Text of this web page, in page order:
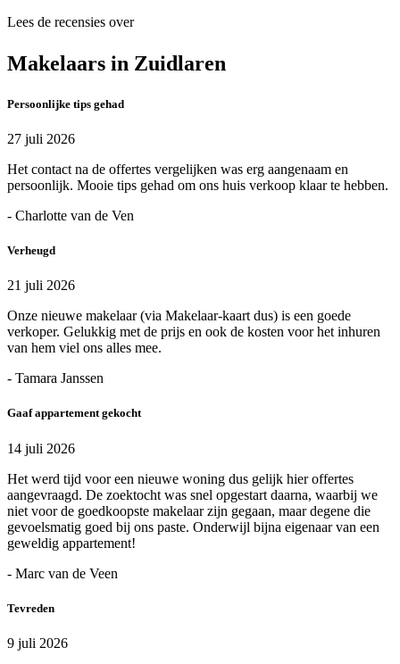
Lees de recensies over
Makelaars in Zuidlaren
Persoonlijke tips gehad
27 juli 2026
Het contact na de offertes vergelijken was erg aangenaam en
persoonlijk. Mooie tips gehad om ons huis verkoop klaar te hebben.
- Charlotte van de Ven
Verheugd
21 juli 2026
Onze nieuwe makelaar (via Makelaar-kaart dus) is een goede
verkoper. Gelukkig met de prijs en ook de kosten voor het inhuren
van hem viel ons alles mee.
- Tamara Janssen
Gaaf appartement gekocht
14 juli 2026
Het werd tijd voor een nieuwe woning dus gelijk hier offertes
aangevraagd. De zoektocht was snel opgestart daarna, waarbij we
niet voor de goedkoopste makelaar zijn gegaan, maar degene die
gevoelsmatig goed bij ons paste. Onderwijl bijna eigenaar van een
geweldig appartement!
- Marc van de Veen
Tevreden
9 juli 2026